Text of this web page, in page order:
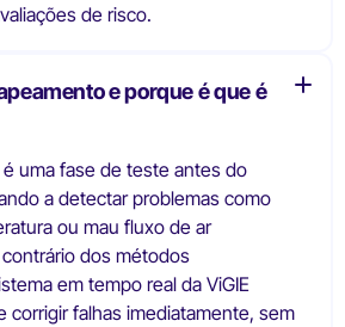
de risco.
e porque é que é
é uma fase de teste antes do
a detectar problemas como
ou mau fluxo de ar
dos métodos
em tempo real da ViGIE
corrigir falhas imediatamente, sem